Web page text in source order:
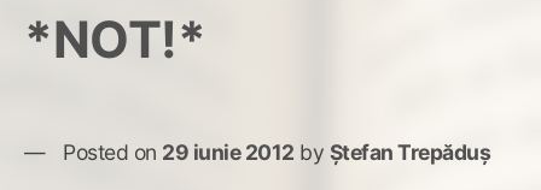
*NOT!*
Posted on 29 iunie 2012 by Ștefan Trepăduș